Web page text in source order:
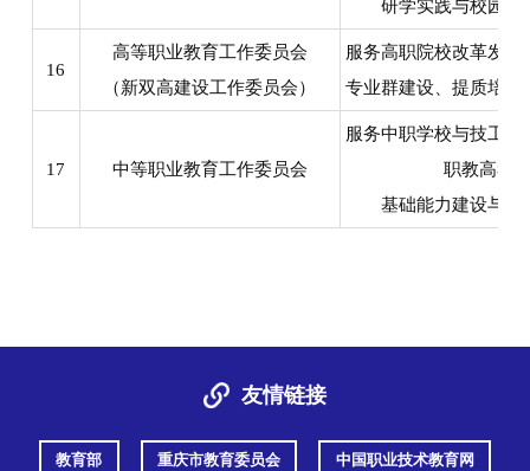
研学实践与校园文
16
高等职业教育工作委员会
（新双高建设工作委员会）
服务高职院校改革发展
专业群建设、提质培优
17 中等职业教育工作委员会
服务中职学校与技工院
职教高考
基础能力建设与质
友情链接
教育部 重庆市教育委员会 中国职业技术教育网